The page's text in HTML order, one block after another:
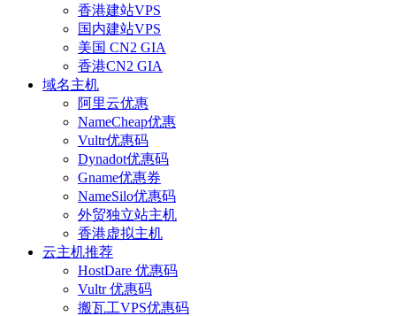
香港建站VPS
国内建站VPS
美国 CN2 GIA
香港CN2 GIA
域名主机
阿里云优惠
NameCheap优惠
Vultr优惠码
Dynadot优惠码
Gname优惠券
NameSilo优惠码
外贸独立站主机
香港虚拟主机
云主机推荐
HostDare 优惠码
Vultr 优惠码
搬瓦工VPS优惠码